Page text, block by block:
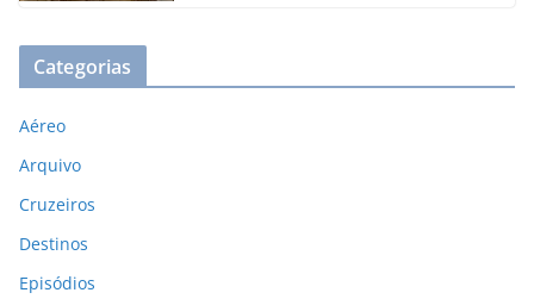
Categorias
Aéreo
Arquivo
Cruzeiros
Destinos
Episódios